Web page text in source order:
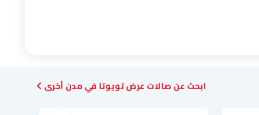
ابحث عن صالات عرض تويوتا في مدن أخرى